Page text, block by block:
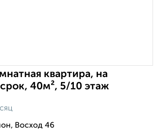
квартира, на
40м², 5/10 этаж
Восход 46